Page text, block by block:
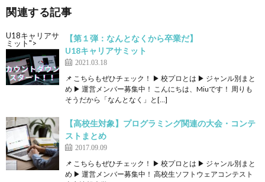
関連する記事
U18キャリアサ
ミット">
【第１弾：なんとなくから卒業だ】
U18キャリアサミット
2021.03.18
📌 こちらもぜひチェック！ ▶ 校プロとは ▶ ジャンル別まと
め ▶ 運営メンバー募集中！ こんにちは、Miuです！ 周りも
そうだから「なんとなく」と[…]
【高校生対象】プログラミング関連の大会・コンテ
ストまとめ
2017.09.09
📌 こちらもぜひチェック！ ▶ 校プロとは ▶ ジャンル別まと
め ▶ 運営メンバー募集中！ 高校生ソフトウェアコンテスト